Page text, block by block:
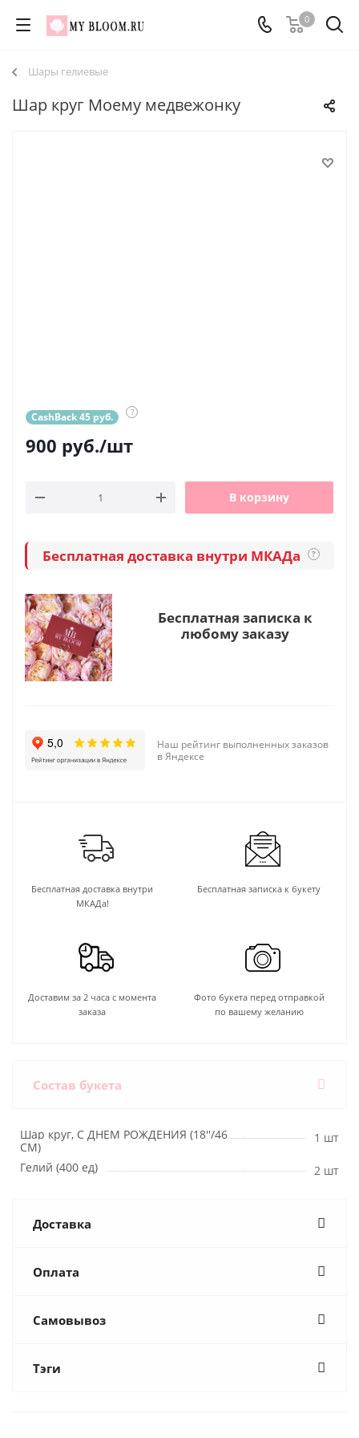
0
Шары гелиевые
Шар круг Моему медвежонку
CashBack 45 руб. ?
900 руб./шт
В корзину
Бесплатная доставка внутри МКАДа ?
Бесплатная записка к
любому заказу
Наш рейтинг выполненных заказов
в Яндексе
Бесплатная доставка внутри
МКАДа!
Бесплатная записка к букету
Доставим за 2 часа с момента
заказа
Фото букета перед отправкой
по вашему желанию
Состав букета
Шар круг, С ДНЕМ РОЖДЕНИЯ (18''/46
СМ)
1 шт
Гелий (400 ед)
2 шт
Доставка
Оплата
Самовывоз
Тэги